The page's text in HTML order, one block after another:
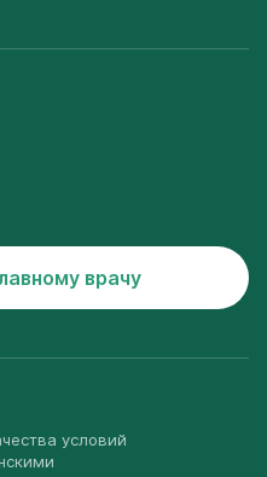
врачу
условий